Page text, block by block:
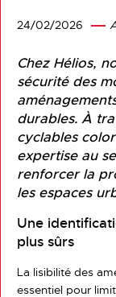
24/02/2026
Chez Hélios,
sécurité des
durables. À
cyclables
expertise au
renforcer la
les espaces
Une
plus sûrs
La lisibilité des
essentiel pour